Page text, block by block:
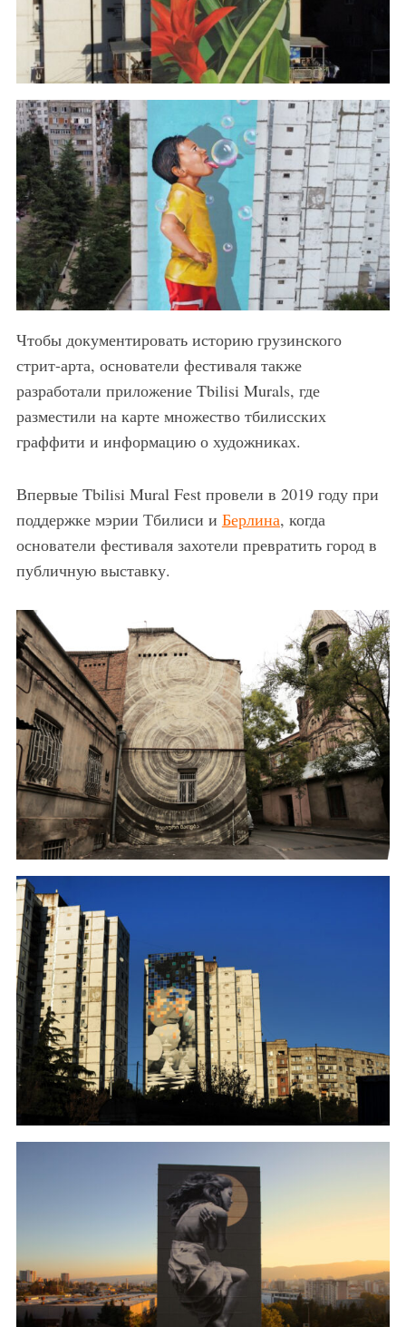
Чтобы документировать историю грузинского
стрит-арта, основатели фестиваля также
разработали приложение Tbilisi Murals, где
разместили на карте множество тбилисских
граффити и информацию о художниках.
Впервые Tbilisi Mural Fest провели в 2019 году при
поддержке мэрии Тбилиси и Берлина, когда
основатели фестиваля захотели превратить город в
публичную выставку.